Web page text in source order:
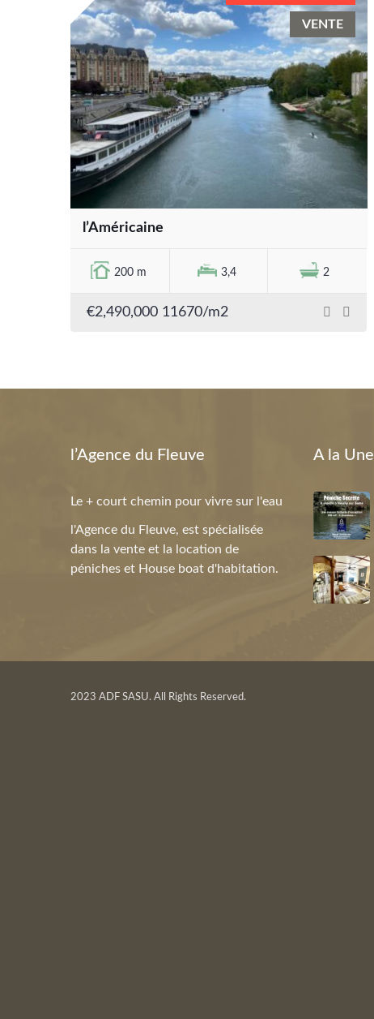
VENTE
l’Américaine
200 m 3,4 2
€2,490,000 11670/m2
l’Agence du Fleuve
Le + court chemin pour vivre sur l'eau
l'Agence du Fleuve, est spécialisée
dans la vente et la location de
péniches et House boat d'habitation.
A la Une
2023 ADF SASU. All Rights Reserved.